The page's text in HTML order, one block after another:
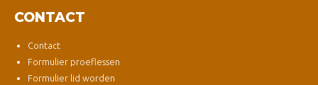
CONTACT
Contact
Formulier proeflessen
Formulier lid worden